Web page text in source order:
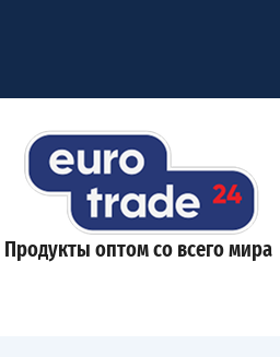
Продукты оптом со всего мира